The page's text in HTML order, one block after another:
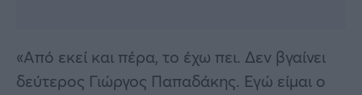
«Από εκεί και πέρα, το έχω πει. Δεν βγαίνει
δεύτερος Γιώργος Παπαδάκης. Εγώ είμαι ο